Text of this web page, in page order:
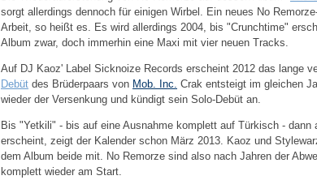
sorgt allerdings dennoch für einigen Wirbel. Ein neues No
Arbeit, so heißt es. Es wird allerdings 2004, bis "Crunchtime"
Album zwar, doch immerhin eine Maxi mit vier neuen Tracks.
Auf DJ Kaoz' Label Sicknoize Records erscheint 2012 das lange
Debüt des Brüderpaars von Mob. Inc. Crak entsteigt im gleichen
wieder der Versenkung und kündigt sein Solo-Debüt an.
Bis "Yetkili" - bis auf eine Ausnahme komplett auf Türkisch - dann
erscheint, zeigt der Kalender schon März 2013. Kaoz und
dem Album beide mit. No Remorze sind also nach Jahren der
komplett wieder am Start.